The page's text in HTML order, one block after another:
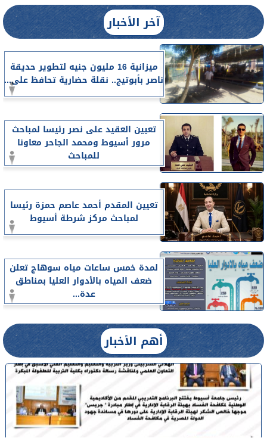
آخر الأخبار
ميزانية 16 مليون جنيه لتطوير حديقة
ناصر بأبوتيج.. نقلة حضارية تحافظ على...
تعيين العقيد على نصر رئيسا لمباحث
مرور أسيوط ومحمد الجاحر معاونا
للمباحث
تعيين المقدم أحمد عاصم حمزة رئيسا
لمباحث مركز شرطة أسيوط
لمدة خمس ساعات مياه سوهاج تعلن
ضعف المياه بالأدوار العليا بمناطق
عدة...
أهم الأخبار